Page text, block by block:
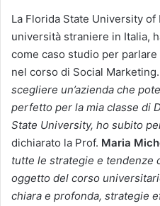
La Florida State University
università straniere in Italia,
come caso studio per
nel corso di Social Marketing.
scegliere un’azienda che
perfetto per la mia classe di
State University, ho subito
dichiarato la Prof. Maria
tutte le strategie e tendenze
oggetto del corso
chiara e profonda, strategie